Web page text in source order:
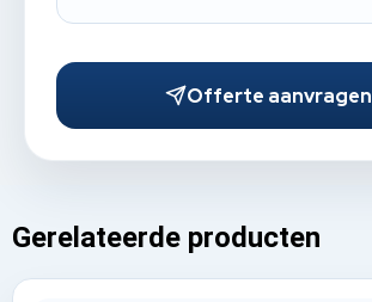
Offerte aanvragen
Gerelateerde producten